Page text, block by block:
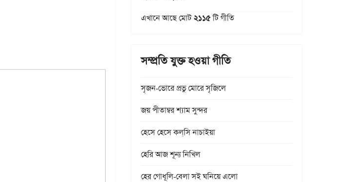
এখানে আছে মোট২১১৫টি গীতি
সম্প্রতি যুক্ত হওয়া গীতি
সৃজন-ভোরে প্রভু মোরে সৃজিলে
জয় পীতাম্বর শ্যাম সুন্দর
হেসে হেসে কল্‌সি নাচাইয়া
হেরি আজ শূন্য নিখিল
হের গোধূলি-বেলা সই ঘনিয়ে এলো